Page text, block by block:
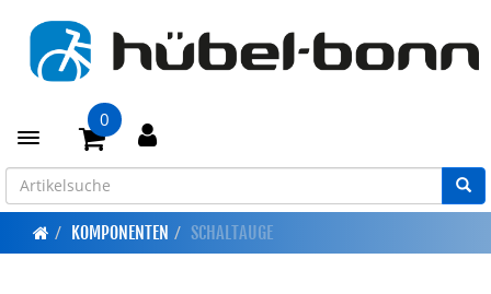
Toggle navigation
0
KOMPONENTEN SCHALTAUGE